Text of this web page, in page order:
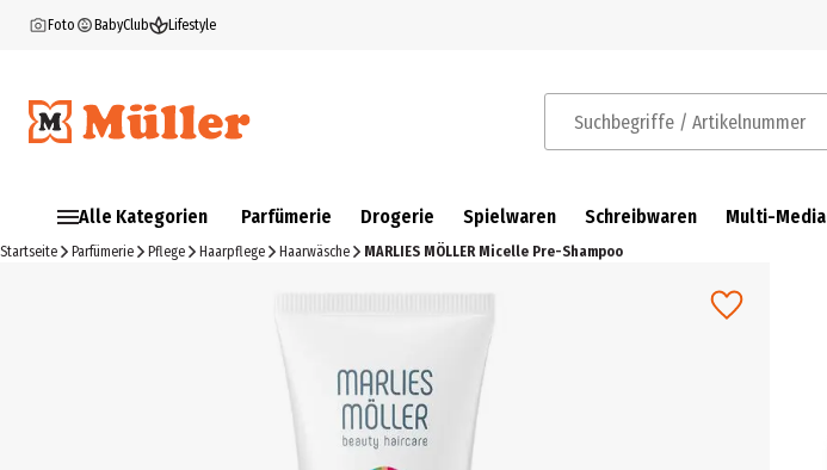
Foto BabyClub Lifestyle
Suchbegriffe / Artikelnummer
Alle Kategorien Parfümerie Drogerie Spielwaren Schreibwaren Multi-Media
Startseite Parfümerie Pflege Haarpflege Haarwäsche MARLIES MÖLLER Micelle Pre-Shampoo